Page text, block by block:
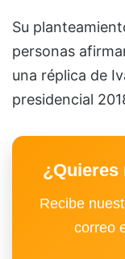
Su
personas
una réplica de
presidencial
¿Quieres
Recibe
correo